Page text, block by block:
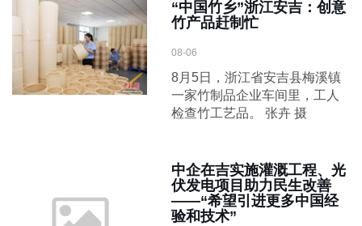
“中国竹乡”浙江安吉：创意
竹产品赶制忙
08-06
8月5日，浙江省安吉县梅溪镇
一家竹制品企业车间里，工人
检查竹工艺品。 张卉 摄
中企在吉实施灌溉工程、光
伏发电项目助力民生改善
——“希望引进更多中国经
验和技术”